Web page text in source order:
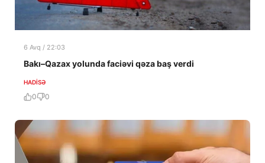
6 Avq / 22:03
Bakı–Qazax yolunda faciəvi qəza baş verdi
HADISƏ
0 0